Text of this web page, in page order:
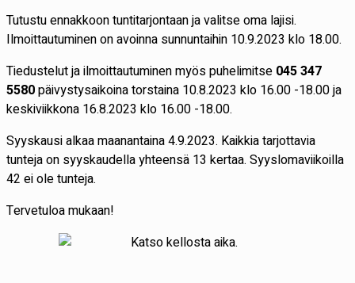
Tutustu ennakkoon tuntitarjontaan ja valitse oma lajisi.
Ilmoittautuminen on avoinna sunnuntaihin 10.9.2023 klo 18.00.
Tiedustelut ja ilmoittautuminen myös puhelimitse 045 347
5580päivystysaikoina torstaina 10.8.2023 klo 16.00 -18.00 ja
keskiviikkona 16.8.2023 klo 16.00 -18.00.
Syyskausi alkaa maanantaina 4.9.2023. Kaikkia tarjottavia
tunteja on syyskaudella yhteensä 13 kertaa. Syyslomaviikoilla
42 ei ole tunteja.
Tervetuloa mukaan!